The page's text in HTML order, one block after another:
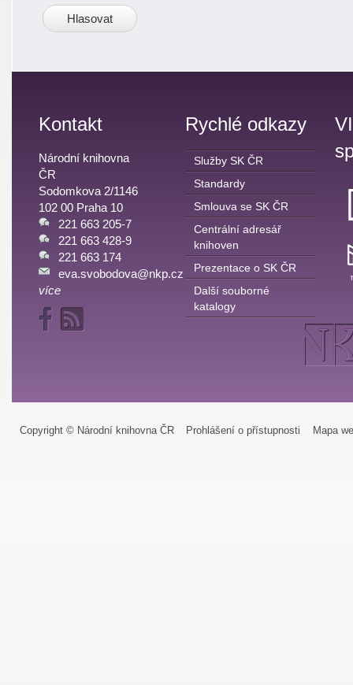
Kontakt
Národní knihovna
ČR
Sodomkova 2/1146
102 00 Praha 10
221 663 205-7
221 663 428-9
221 663 174
eva.svobodova@nkp.cz
více
Rychlé odkazy
Služby SK ČR
Standardy
Smlouva se SK ČR
Centrální adresář
knihoven
Prezentace o SK ČR
Další souborné
katalogy
Copyright © Národní knihovna ČR Prohlášení o přístupnosti Mapa